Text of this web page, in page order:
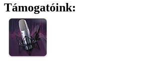
Támogatóink: